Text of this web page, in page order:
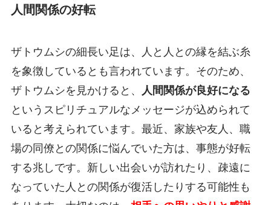
人間関係の好転
ザトウムシの細長い足は、人と人との縁を結ぶ糸
を象徴しているとも言われています。そのため、
ザトウムシを見かけると、
人間関係が良好になる
というスピリチュアルなメッセージが込められて
いると考えられています。最近、家族や友人、職
場の同僚との関係に悩んでいた方は、事態が好転
する兆しです。新しい出会いが訪れたり、疎遠に
なっていた人との関係が復活したりする可能性も